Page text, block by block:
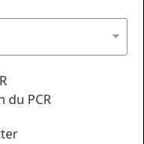
du PCR